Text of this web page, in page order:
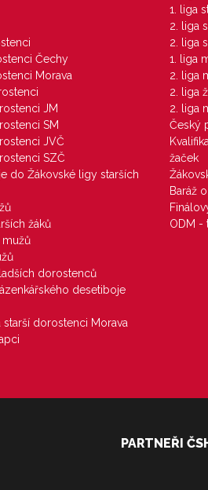
Čechy
Morava
JM
SM
JVČ
SZČ
do Žákovské ligy starších
žáků
mužů
dorostenců
desetiboje
starší dorostenci Morava
1. liga
2. liga
2. liga
1. liga
2. liga
2. liga
2. liga
Český
žaček
Baráž
ODM -
PARTNEŘI